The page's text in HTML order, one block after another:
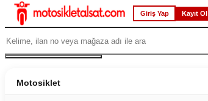
Giriş Yap Kayıt Ol
Motosiklet